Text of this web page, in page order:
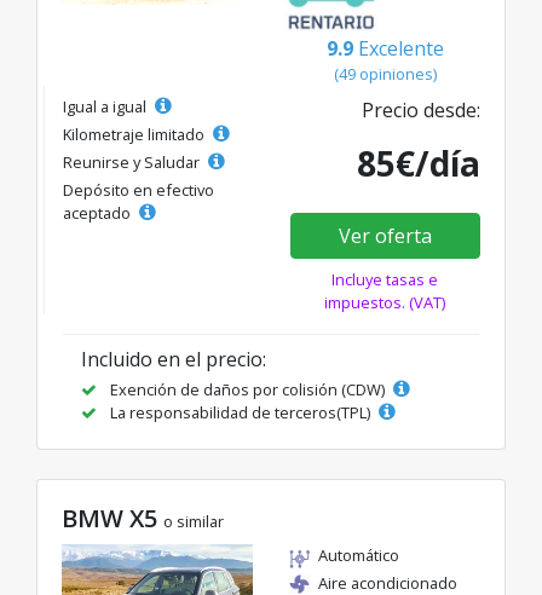
9.9 Excelente
(49 opiniones)
Igual a igual
Kilometraje limitado
Reunirse y Saludar
Depósito en efectivo
aceptado
Precio desde:
85€/día
Ver oferta
Incluye tasas e
impuestos. (VAT)
Incluido en el precio:
Exención de daños por colisión (CDW)
La responsabilidad de terceros(TPL)
BMW X5 o similar
Automático
Aire acondicionado